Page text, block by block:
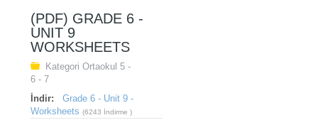
(PDF) GRADE 6 -
UNIT 9
WORKSHEETS
Kategori Ortaokul 5 -
6 - 7
İndir:
Grade 6 - Unit 9 -
Worksheets (6243 İndirme )